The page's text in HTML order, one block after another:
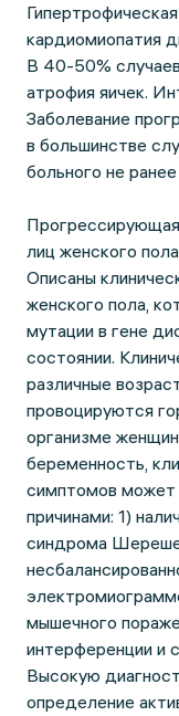
кардиомиопатия
В 40-50%
атрофия яичек.
Заболевание
в большинстве
больного не
лиц женского
Описаны
женского пола,
мутации в гене
состоянии.
различные
провоцируются
организме
беременность,
симптомов может
причинами: 1)
синдрома
мышечного
интерференции и
Высокую
определение